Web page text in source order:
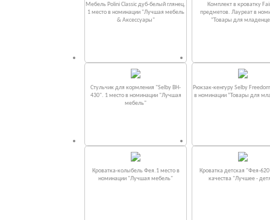
Мебель Polini Classic дуб-белый глянец.
1 место в номинации "Лучшая мебель
& Аксессуары"
Комплект в кроватку
предметов. Лауреат в
“Товары для
Стульчик для кормления "Selby BH-
430". 1 место в номинации "Лучшая
мебель"
Рюкзак-кенгуру Selby
в номинации “Товары для
Кроватка-колыбель Фея.1 место в
номинации "Лучшая мебель"
Кроватка детская "Фея-
качества "Лучшее -